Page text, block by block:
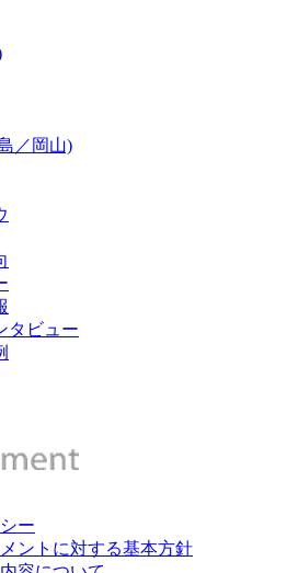
／岡山)
タビュー
ー
ントに対する基本方針